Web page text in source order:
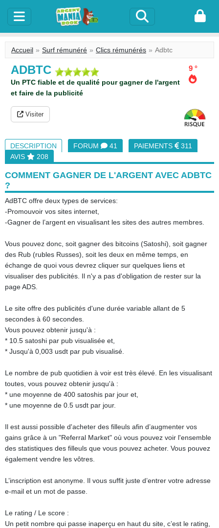
Accueil Surf rémunéré Clics rémunérés Adbtc
ADBTC 9 °
Un PTC fiable et de qualité pour gagner de l'argent
et faire de la publicité
Visiter
DESCRIPTION FORUM 41 PAIEMENTS
311
AVIS
208
COMMENT GAGNER DE L'ARGENT AVEC ADBTC
?
AdBTC offre deux types de services:
-Promouvoir vos sites internet,
-Gagner de l’argent en visualisant les sites des autres membres.
Vous pouvez donc, soit gagner des bitcoins (Satoshi), soit gagner
des Rub (rubles Russes), soit les deux en même temps, en
échange de quoi vous devrez cliquer sur quelques liens et
visualiser des publicités. Il n'y a pas d'obligation de rester sur la
page ADS.
Le site offre des publicités d'une durée variable allant de 5
secondes à 60 secondes.
Vous pouvez obtenir jusqu'à :
* 10.5 satoshi par pub visualisée et,
* Jusqu'à 0,003 usdt par pub visualisé.
Le nombre de pub quotidien à voir est très élevé. En les visualisant
toutes, vous pouvez obtenir jusqu'à :
* une moyenne de 400 satoshis par jour et,
* une moyenne de 0.5 usdt par jour.
Il est aussi possible d'acheter des filleuls afin d’augmenter vos
gains grâce à un "Referral Market" où vous pouvez voir l'ensemble
des statistiques des filleuls que vous pouvez acheter. Vous pouvez
également vendre les vôtres.
L’inscription est anonyme. Il vous suffit juste d’entrer votre adresse
e-mail et un mot de passe.
Le rating / Le score :
Un petit nombre qui passe inaperçu en haut du site, c’est le rating,